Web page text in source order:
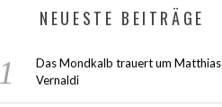
NEUESTE BEITRÄGE
Das Mondkalb trauert um Matthias
Vernaldi